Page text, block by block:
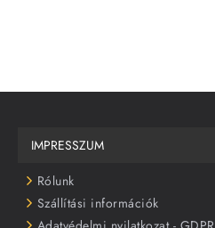
IMPRESSZUM
Rólunk
Szállítási információk